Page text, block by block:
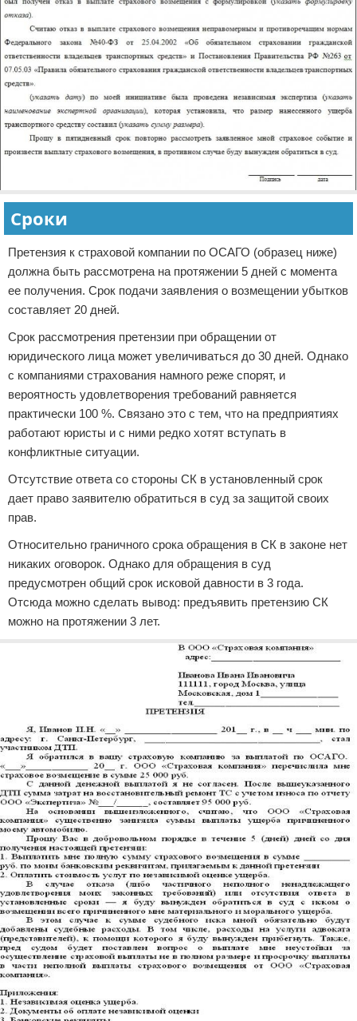
Сроки
Претензия к страховой компании по ОСАГО (образец ниже)
должна быть рассмотрена на протяжении 5 дней с момента
ее получения. Срок подачи заявления о возмещении убытков
составляет 20 дней.
Срок рассмотрения претензии при обращении от
юридического лица может увеличиваться до 30 дней. Однако
с компаниями страхования намного реже спорят, и
вероятность удовлетворения требований равняется
практически 100 %. Связано это с тем, что на предприятиях
работают юристы и с ними редко хотят вступать в
конфликтные ситуации.
Отсутствие ответа со стороны СК в установленный срок
дает право заявителю обратиться в суд за защитой своих
прав.
Относительно граничного срока обращения в СК в законе нет
никаких оговорок. Однако для обращения в суд
предусмотрен общий срок исковой давности в 3 года.
Отсюда можно сделать вывод: предъявить претензию СК
можно на протяжении 3 лет.